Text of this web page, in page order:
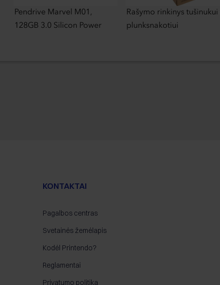
Pendrive Marvel M01,
128GB 3.0 Silicon Power
Rašymo rinkinys tušinukui
plunksnakotiui
KONTAKTAI
Pagalbos centras
Svetainės žemėlapis
Kodėl Printendo?
Reglamentai
Privatumo politika